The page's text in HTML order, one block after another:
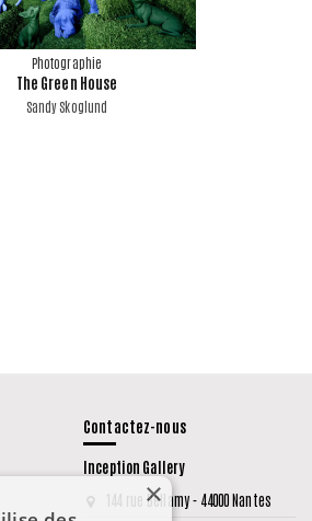
Photographie
The Green House
Sandy Skoglund
Contactez-nous
Inception Gallery
144 rue Bellamy - 44000 Nantes
×